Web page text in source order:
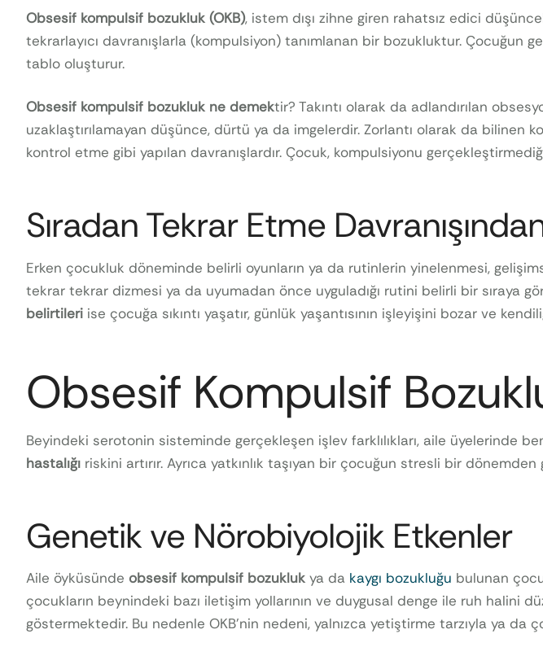
Obsesif kompulsif bozukluk (OKB), istem dışı zihne giren rahatsız edici
tekrarlayıcı davranışlarla (kompulsiyon) tanımlanan bir bozukluktur.
tablo oluşturur.
Obsesif kompulsif bozukluk ne demektir? Takıntı olarak da adlandırılan
uzaklaştırılamayan düşünce, dürtü ya da imgelerdir. Zorlantı olarak da bilinen
kontrol etme gibi yapılan davranışlardır. Çocuk, kompulsiyonu
Sıradan Tekrar Etme
Erken çocukluk döneminde belirli oyunların ya da rutinlerin yinelenmesi,
tekrar tekrar dizmesi ya da uyumadan önce uyguladığı rutini belirli bir sıraya
belirtileri ise çocuğa sıkıntı yaşatır, günlük yaşantısının işleyişini bozar ve
Obsesif Kompulsif
Beyindeki serotonin sisteminde gerçekleşen işlev farklılıkları, aile üyelerinde
hastalığı riskini artırır. Ayrıca yatkınlık taşıyan bir çocuğun stresli bir
Genetik ve Nörobiyolojik Etkenler
Aile öyküsünde obsesif kompulsif bozukluk ya da kaygı bozukluğu bulunan
çocukların beynindeki bazı iletişim yollarının ve duygusal denge ile ruh halini
göstermektedir. Bu nedenle OKB’nin nedeni, yalnızca yetiştirme tarzıyla ya da